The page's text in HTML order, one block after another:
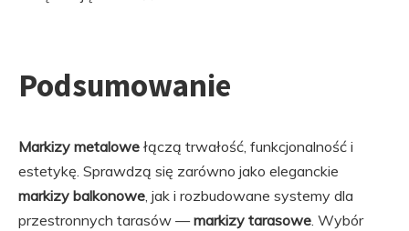
Podsumowanie
Markizy metalowe łączą trwałość, funkcjonalność i
estetykę. Sprawdzą się zarówno jako eleganckie
markizy balkonowe, jak i rozbudowane systemy dla
przestronnych tarasów —markizy tarasowe. Wybór